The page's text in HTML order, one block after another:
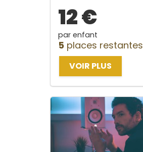
12 €
par enfant
5 places restantes
VOIR PLUS